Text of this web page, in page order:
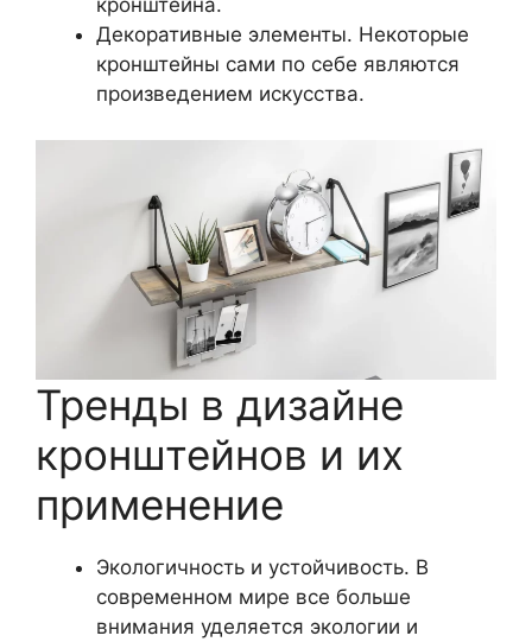
кронштейна.
Декоративные элементы. Некоторые
кронштейны сами по себе являются
произведением искусства.
Тренды в дизайне
кронштейнов и их
применение
Экологичность и устойчивость. В
современном мире все больше
внимания уделяется экологии и